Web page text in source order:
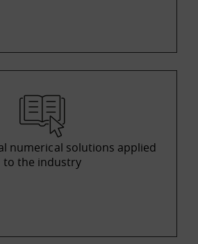
numerical solutions applied
to the industry